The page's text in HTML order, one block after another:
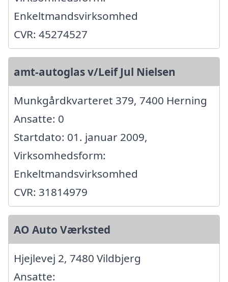
Enkeltmandsvirksomhed
CVR: 45274527
amt-autoglas v/Leif Jul Nielsen
Munkgårdkvarteret 379, 7400 Herning
Ansatte: 0
Startdato: 01. januar 2009,
Virksomhedsform:
Enkeltmandsvirksomhed
CVR: 31814979
AO Auto Værksted
Hjejlevej 2, 7480 Vildbjerg
Ansatte: